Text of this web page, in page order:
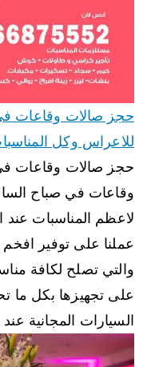
للاعراس وكل
حجز صالات وقاعات
وقاعات في صباح
لاعظم المناسبات عند
عملنا على توفير
والتي تصلح لكافة
على تجهيزها بكل ما
السيارات المجانية